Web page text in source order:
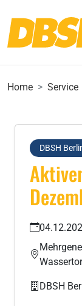
Home Service
DBSH
DBSH